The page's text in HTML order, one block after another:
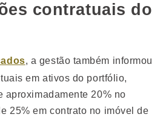
contratuais do
, a gestão também informou
em ativos do portfólio,
aproximadamente 20% no
25% em contrato no imóvel de